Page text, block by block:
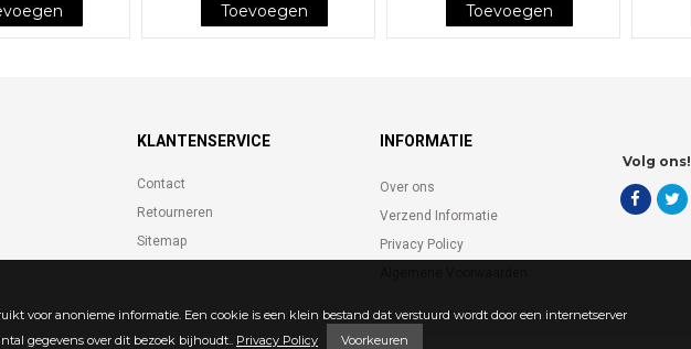
Toevoegen Toevoegen
KLANTENSERVICE
Contact
Retourneren
Sitemap
INFORMATIE
Over ons
Verzend Informatie
Privacy Policy
Volg ons!
voor anonieme informatie. Een cookie is een klein bestand dat verstuurd wordt door een internetserver
gegevens over dit bezoek bijhoudt.. Privacy Policy Voorkeuren